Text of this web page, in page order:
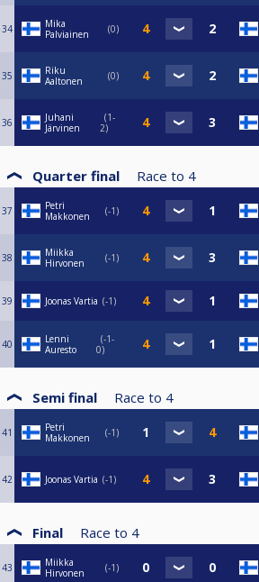
34
Mika
Palviainen
0
35
Riku
Aaltonen
0
36
Juhani
Järvinen
1-
2
Quarter final Race to 4
37
Petri
Makkonen
-1
38
Miikka
Hirvonen
-1
39 Joonas Vartia -1
40
Lenni
Auresto
-1-
0
Semi final Race to 4
41
Petri
Makkonen
-1
42 Joonas Vartia -1
Final Race to 4
43
Miikka
Hirvonen
-1